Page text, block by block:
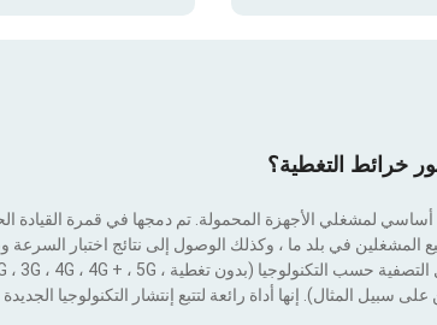
لمشغلي الأجهزة المحمولة. تم دمجها في قمرة القيادة
المشغلين في بلد ما ، وكذلك الوصول إلى نتائج اختبار السرعة
المثال). إنها أداة رائعة لتتبع إنتشار التكنولوجيا